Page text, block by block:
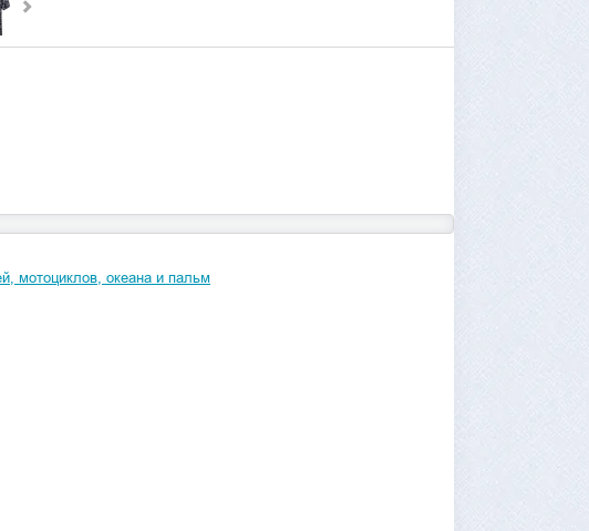
мотоциклов, океана и пальм